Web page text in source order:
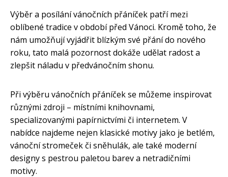
Výběr a posílání vánočních přáníček patří mezi
oblíbené tradice v období před Vánoci. Kromě toho, že
nám umožňují vyjádřit blízkým své přání do nového
roku, tato malá pozornost dokáže udělat radost a
zlepšit náladu v předvánočním shonu.
Při výběru vánočních přáníček se můžeme inspirovat
různými zdroji – místními knihovnami,
specializovanými papírnictvími či internetem. V
nabídce najdeme nejen klasické motivy jako je betlém,
vánoční stromeček či sněhulák, ale také moderní
designy s pestrou paletou barev a netradičními
motivy.